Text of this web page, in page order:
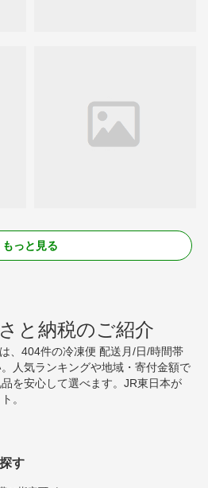
もっと見る
と納税のご紹介
、404件の冷凍便 配送月/日/時間帯
人気ランキングや地域・寄付金額で
を安心して選べます。JR東日本が
。
す